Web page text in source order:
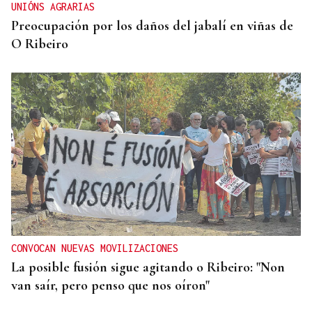
UNIÓNS AGRARIAS
Preocupación por los daños del jabalí en viñas de
O Ribeiro
CONVOCAN NUEVAS MOVILIZACIONES
La posible fusión sigue agitando o Ribeiro: "Non
van saír, pero penso que nos oíron"